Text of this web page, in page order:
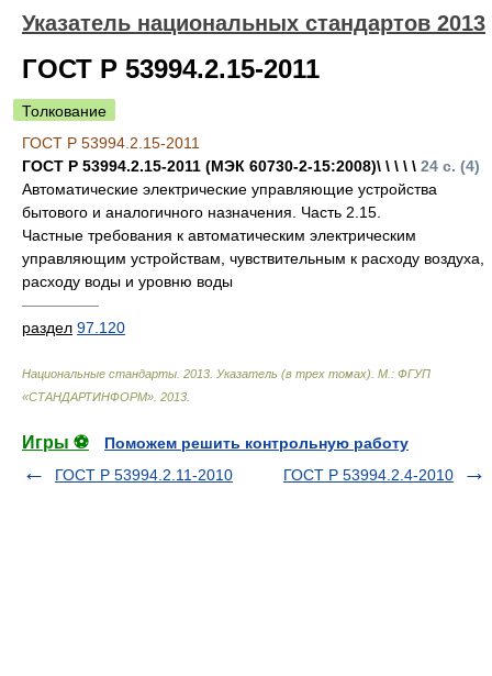
Указатель национальных стандартов 2013
ГОСТ Р 53994.2.15-2011
Толкование
ГОСТ Р 53994.2.15-2011
ГОСТ Р 53994.2.15-2011 (МЭК 60730-2-15:2008)\ \ \ \ \ 24 с. (4)
Автоматические электрические управляющие устройства
бытового и аналогичного назначения. Часть 2.15.
Частные требования к автоматическим электрическим
управляющим устройствам, чувствительным к расходу воздуха,
расходу воды и уровню воды
—————
раздел 97.120
Национальные стандарты. 2013. Указатель (в трех томах). М.: ФГУП
«СТАНДАРТИНФОРМ» 2013
Игры ⚽
Поможем решить контрольную работу
ГОСТ Р 53994.2.11-2010
ГОСТ Р 53994.2.4-2010